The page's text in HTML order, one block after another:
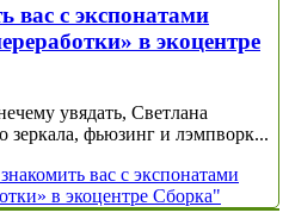
вас с экспонатами
в экоцентре
увядать, Светлана
зеркала, фьюзинг и лэмпворк...
вас с экспонатами
в экоцентре Сборка"